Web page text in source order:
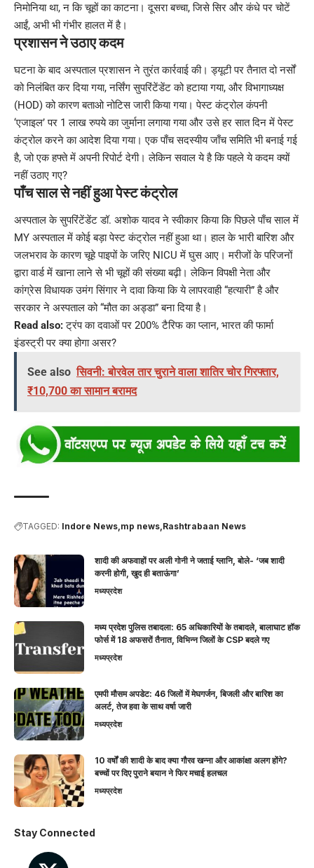
निमोनिया था, न कि चूहों का काटना। दूसरा बच्चा, जिसे सिर और कंधे पर चोटें
आईं, अभी भी गंभीर हालत में है।
प्रशासन ने उठाए कदम
घटना के बाद अस्पताल प्रशासन ने तुरंत कार्रवाई की। ड्यूटी पर तैनात दो नर्सों
को निलंबित कर दिया गया, नर्सिंग सुपरिंटेंडेंट को हटाया गया, और विभागाध्यक्ष
(HOD) को कारण बताओ नोटिस जारी किया गया। पेस्ट कंट्रोल कंपनी
‘एजाइल’ पर 1 लाख रुपये का जुर्माना लगाया गया और उसे हर सात दिन में पेस्ट
कंट्रोल करने का आदेश दिया गया। एक पाँच सदस्यीय जाँच समिति भी बनाई गई
है, जो एक हफ्ते में अपनी रिपोर्ट देगी। लेकिन सवाल ये है कि पहले ये कदम क्यों
नहीं उठाए गए?
पाँच साल से नहीं हुआ पेस्ट कंट्रोल
अस्पताल के सुपरिंटेंडेंट डॉ. अशोक यादव ने स्वीकार किया कि पिछले पाँच साल में
MY अस्पताल में कोई बड़ा पेस्ट कंट्रोल नहीं हुआ था। हाल के भारी बारिश और
जलभराव के कारण चूहे पाइपों के जरिए NICU में घुस आए। मरीजों के परिजनों
द्वारा वार्ड में खाना लाने से भी चूहों की संख्या बढ़ी। लेकिन विपक्षी नेता और
कांग्रेस विधायक उमंग सिंगार ने दावा किया कि ये लापरवाही “हत्यारी” है और
सरकार ने अस्पताल को “मौत का अड्डा” बना दिया है।
Read also: ट्रंप का दवाओं पर 200% टैरिफ का प्लान, भारत की फार्मा
इंडस्ट्री पर क्या होगा असर?
See also सिवनी: बोरवेल तार चुराने वाला शातिर चोर गिरफ्तार,
₹10,700 का सामान बरामद
TAGGED: Indore News mp news Rashtrabaan News
शादी की अफवाहों पर अली गोनी ने जताई ग्लानि, बोले- ‘जब शादी
करनी होगी, खुद ही बताऊंगा’
मध्यप्रदेश
मध्य प्रदेश पुलिस तबादला: 65 अधिकारियों के तबादले, बालाघाट हॉक
फोर्स में 18 अफसरों तैनात, विभिन्न जिलों के CSP बदले गए
मध्यप्रदेश
एमपी मौसम अपडेट: 46 जिलों में मेघगर्जन, बिजली और बारिश का
अलर्ट, तेज हवा के साथ वर्षा जारी
मध्यप्रदेश
10 वर्षों की शादी के बाद क्या गौरव खन्ना और आकांक्षा अलग होंगे?
बच्चों पर दिए पुराने बयान ने फिर मचाई हलचल
मध्यप्रदेश
Stay Connected